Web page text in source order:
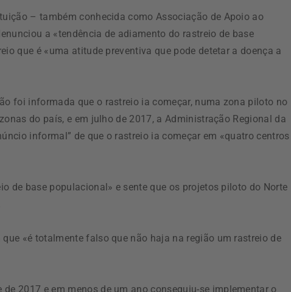
– também conhecida como Associação de Apoio ao
a «tendência de adiamento do rastreio de base
que é «uma atitude preventiva que pode detetar a doença a
foi informada que o rastreio ia começar, numa zona piloto no
do país, e em julho de 2017, a Administração Regional da
informal” de que o rastreio ia começar em «quatro centros
de base populacional» e sente que os projetos piloto do Norte
que «é totalmente falso que não haja na região um rastreio de
de 2017 e em menos de um ano conseguiu-se implementar o